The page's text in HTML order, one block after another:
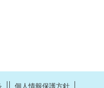
個人情報保護方針